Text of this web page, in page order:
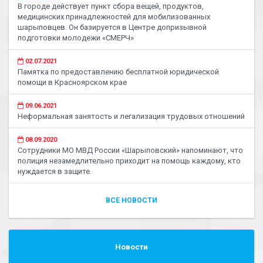
В городе действует пункт сбора вещей, продуктов,
медицинских принадлежностей для мобилизованных
шарыповцев. Он базируется в Центре допризывной
подготовки молодежи «СМЕРЧ»
02.07.2021
Памятка по предоставлению бесплатной юридической
помощи в Красноярском крае
09.06.2021
Неформальная занятость и легализация трудовых отношений
08.09.2020
Сотрудники МО МВД России «Шарыповский» напоминают, что
полиция незамедлительно приходит на помощь каждому, кто
нуждается в защите.
ВСЕ НОВОСТИ
Новости